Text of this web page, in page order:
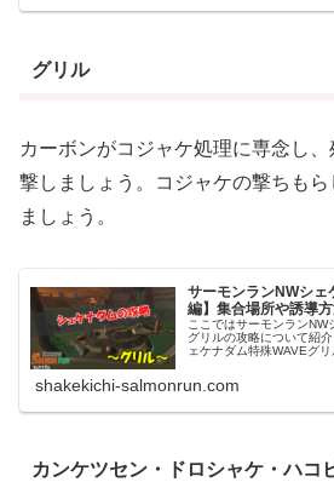
グリル
カーボンがコジャケ処理に専念し、
撃しましょう。
コジャケの撃ちも
ましょう。
サーモンランNWシェ
編】集合場所や誘導
ここではサーモンランNW
グリルの攻略について紹
ェケナダム特殊WAVEグ
shakekichi-salmonrun.com
カンケツセン・ドロシャケ・ハコ